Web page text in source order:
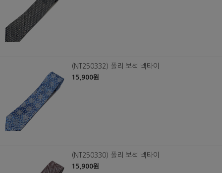
(NT250332) 폴리 보석 넥타이
15,900원
(NT250330) 폴리 보석 넥타이
15,900원